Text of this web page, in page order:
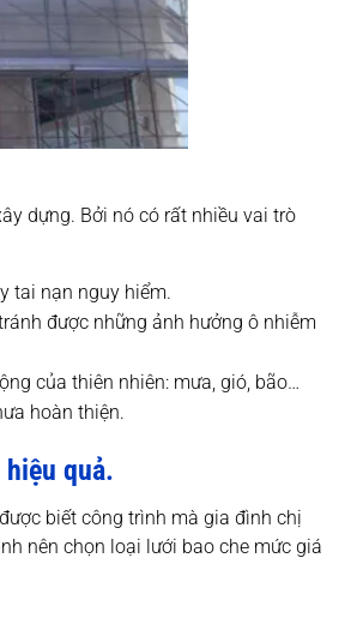
dựng. Bởi nó có rất nhiều vai trò
tai nạn nguy hiểm.
được những ảnh hưởng ô nhiễm
của thiên nhiên: mưa, gió, bão…
hoàn thiện.
quả.
biết công trình mà gia đình chị
nên chọn loại lưới bao che mức giá